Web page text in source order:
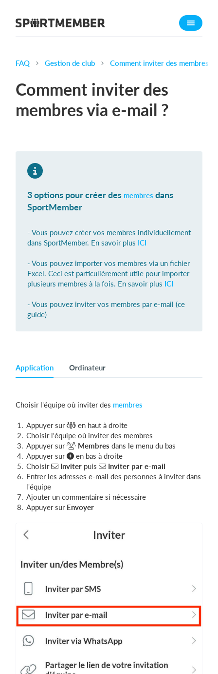
À propos de sportmember
Fonctionnalités
Calendrier sportif
Combien ça coûte ?
FAQ Gestion de club Comment inviter des membres
Comment inviter des
membres via e-mail ?
3 options pour créer des membres dans
SportMember
- Vous pouvez créer vos membres individuellement
dans SportMember. En savoir plus ICI
- Vous pouvez importer vos membres via un fichier
Excel. Ceci est particulièrement utile pour importer
plusieurs membres à la fois. En savoir plus ICI
- Vous pouvez inviter vos membres par e-mail (ce
guide)
Application Ordinateur
Choisir l'équipe où inviter des membres
Appuyer sur
en haut à droite
Choisir l'équipe où inviter des membres
Appuyer sur
Membres dans le menu du bas
Appuyer sur
en bas à droite
Choisir
Inviter puis
Inviter par e-mail
Entrer les adresses e-mail des personnes à inviter dans
l'équipe
Ajouter un commentaire si nécessaire
Appuyer sur Envoyer